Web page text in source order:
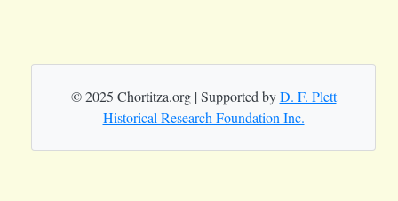
© 2025 Chortitza.org | Supported byD. F. Plett
Historical Research Foundation Inc.